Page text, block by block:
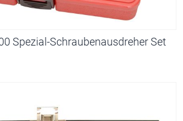
Spezial-Schraubenausdreher Set